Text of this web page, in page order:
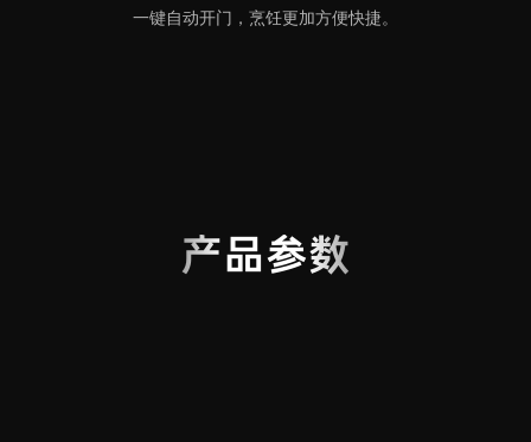
一键自动开门，烹饪更加方便快捷。
产品参数